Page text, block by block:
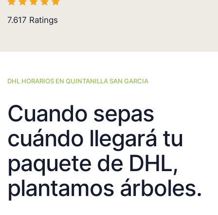
7.617 Ratings
DHL HORARIOS EN QUINTANILLA SAN GARCIA
Cuando sepas
cuándo llegará tu
paquete de DHL,
plantamos árboles.